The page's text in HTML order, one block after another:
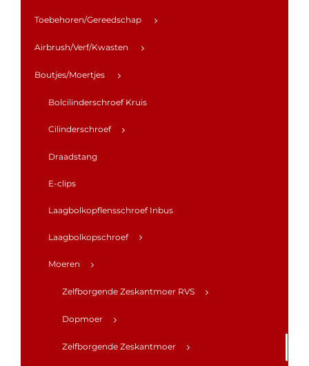
Toebehoren/Gereedschap
Airbrush/Verf/Kwasten
Boutjes/Moertjes
Bolcilinderschroef Kruis
Cilinderschroef
Draadstang
E-clips
Laagbolkopflensschroef Inbus
Laagbolkopschroef
Moeren
Zelfborgende Zeskantmoer RVS
Dopmoer
Zelfborgende Zeskantmoer